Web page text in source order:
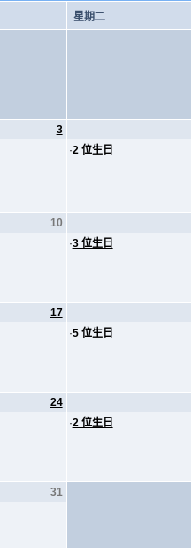
星期二
3
·2 位生日
10
·3 位生日
17
·5 位生日
24
·2 位生日
31